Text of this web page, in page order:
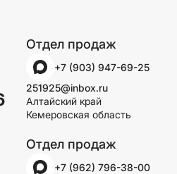
Отдел продаж
+7 (903) 947-69-25
251925@inbox.ru
Алтайский край
Кемеровская область
Отдел продаж
+7 (962) 796-38-00